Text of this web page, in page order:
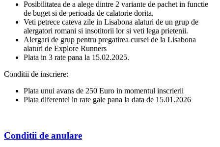
Posibilitatea de a alege dintre 2 variante de pachet in functie
de buget si de perioada de calatorie dorita.
Veti petrece cateva zile in Lisabona alaturi de un grup de
alergatori romani si insotitorii lor si veti lega prietenii.
Alergari de grup pentru pregatirea cursei de la Lisabona
alaturi de Explore Runners
Plata in 3 rate pana la 15.02.2025.
Conditii de inscriere:
Plata unui avans de 250 Euro in momentul inscrierii
Plata diferentei in rate gale pana la data de 15.01.2026
Conditii de anulare